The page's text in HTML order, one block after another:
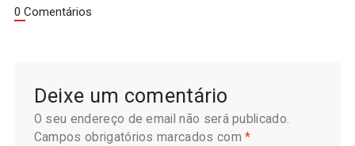
0 Comentários
Deixe um comentário
O seu endereço de email não será publicado.
Campos obrigatórios marcados com*